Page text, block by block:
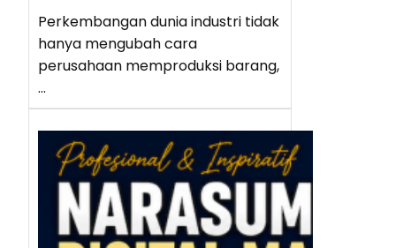
Perkembangan dunia industri tidak
hanya mengubah cara
perusahaan memproduksi barang,
…